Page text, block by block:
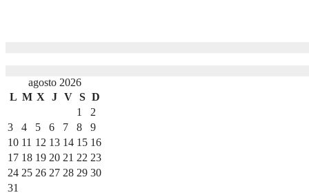
agosto 2026
L M X J V S D
1
2
3
4 5 6 7 8
9
10 11 12 13 14 15 16
17 18 19 20 21 22 23
24 25 26 27 28 29 30
31